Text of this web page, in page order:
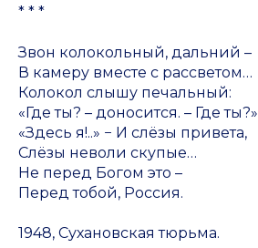
* * *
Звон колокольный, дальний –
В камеру вместе с рассветом…
Колокол слышу печальный:
«Где ты? – доносится. – Где ты?»
«Здесь я!..» − И слёзы привета,
Слёзы неволи скупые…
Не перед Богом это –
Перед тобой, Россия.
1948, Сухановская тюрьма.